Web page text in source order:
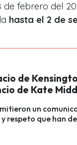
febrero del
hasta el 2 de
de
de Kate
un
respeto que han